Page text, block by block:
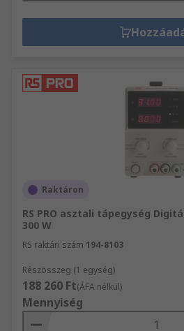
Raktáron
RS PRO asztali tápegység
300 W
RS raktári szám 194-8103
Részösszeg (1 egység)
188 260 Ft(ÁFA nélkül)
Mennyiség